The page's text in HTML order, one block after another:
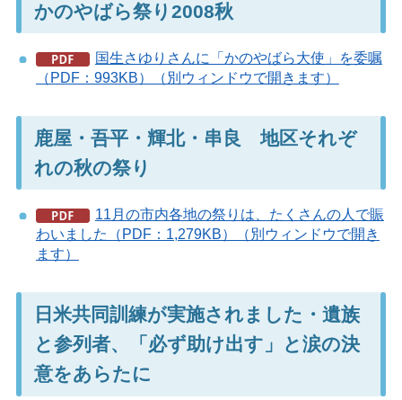
かのやばら祭り2008秋
国生さゆりさんに「かのやばら大使」を委嘱
（PDF：993KB）（別ウィンドウで開きます）
鹿屋・吾平・輝北・串良 地区それぞ
れの秋の祭り
11月の市内各地の祭りは、たくさんの人で賑
わいました（PDF：1,279KB）（別ウィンドウで開き
ます）
日米共同訓練が実施されました・遺族
と参列者、「必ず助け出す」と涙の決
意をあらたに